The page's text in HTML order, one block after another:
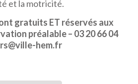
et la motricité.
gratuits ET réservés aux
préalable – 03 20 66 04
hem.fr